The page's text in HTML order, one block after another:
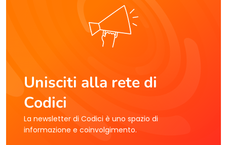
Unisciti alla rete di
Codici
La newsletter di Codici è uno spazio di
informazione e coinvolgimento.